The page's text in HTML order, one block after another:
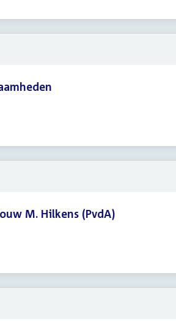
M. Hilkens (PvdA)